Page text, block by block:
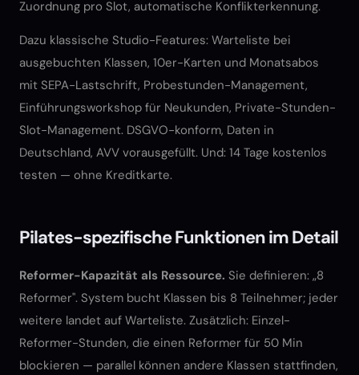
Zuordnung pro Slot, automatische Konflikterkennung.
Dazu klassische Studio-Features: Warteliste bei
ausgebuchten Klassen, 10er-Karten und Monatsabos
mit SEPA-Lastschrift, Probestunden-Management,
Einführungsworkshop für Neukunden, Private-Stunden-
Slot-Management. DSGVO-konform, Daten in
Deutschland, AVV vorausgefüllt. Und: 14 Tage kostenlos
testen — ohne Kreditkarte.
Pilates-spezifische Funktionen im Detail
Reformer-Kapazität als Ressource. Sie definieren: „8
Reformer". System bucht Klassen bis 8 Teilnehmer; jeder
weitere landet auf Warteliste. Zusätzlich: Einzel-
Reformer-Stunden, die einen Reformer für 50 Min
blockieren — parallel können andere Klassen stattfinden,